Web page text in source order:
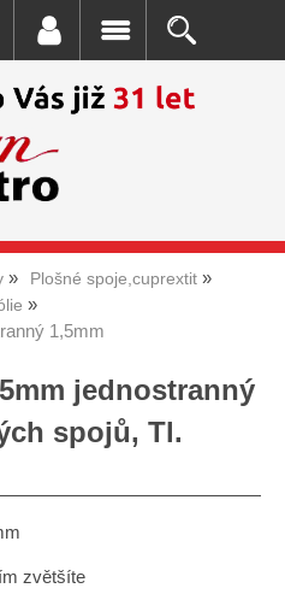
Plošné spoje,cuprextit
1,5mm
jednostranný
spojů, Tl.
zvětšíte